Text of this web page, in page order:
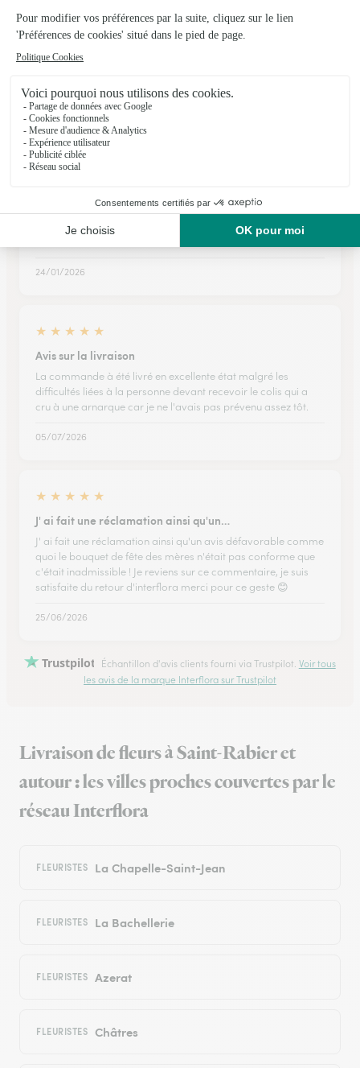
Requête de reconnaissance et de satisfaction
sur le lieu de livraison ou au départ du fleuriste, en retour au
satisfaction pour le client. Cordialement
29/12/2025
Bouquet conforme à la commande et…
Bouquet conforme à la commande et livraison au domicile
24/01/2026
★ ★ ★ ★ ★
Avis sur la livraison
La commande à été livré en excellente état malgré les
difficultés liées à la personne devant recevoir le colis qui a
cru à une arnarque car je ne l'avais pas prévenu assez tôt.
05/07/2026
★ ★ ★ ★ ★
J' ai fait une réclamation ainsi qu'un…
J' ai fait une réclamation ainsi qu'un avis défavorable comme
quoi le bouquet de fête des mères n'était pas conforme que
c'était inadmissible ! Je reviens sur ce commentaire, je suis
satisfaite du retour d'interflora merci pour ce geste 😊
25/06/2026
Trustpilot Échantillon d'avis clients fourni via Trustpilot. Voir tous
les avis de la marque Interflora sur Trustpilot
Livraison de fleurs à Saint-Rabier et
autour : les villes proches couvertes par le
réseau Interflora
FLEURISTES La Chapelle-Saint-Jean
FLEURISTES La Bachellerie
FLEURISTES Azerat
FLEURISTES Châtres